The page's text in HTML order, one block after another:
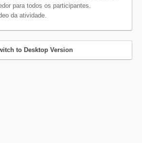
para todos os participantes.
da atividade.
to Desktop Version